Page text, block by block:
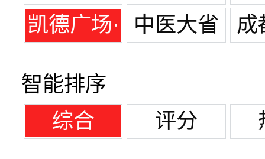
化遗产
凯德广场·
中医大省
成
智能排序
综合
评分